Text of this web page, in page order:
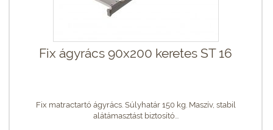
Fix ágyrács 90x200 keretes ST 16
Fix matractartó ágyrács. Súlyhatár 150 kg. Maszív, stabil
alátámasztást biztosító...